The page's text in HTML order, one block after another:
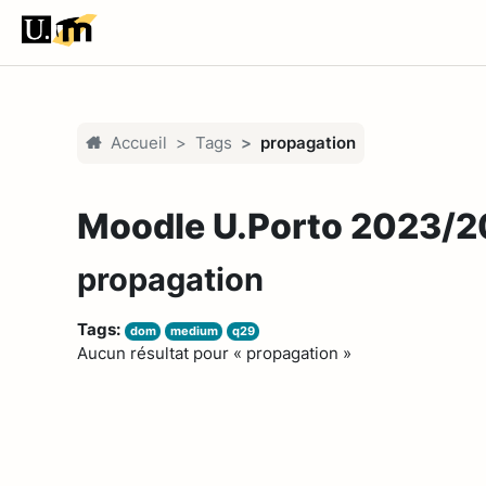
Passer au contenu principal
Accueil Tags propagation
Moodle U.Porto 2023/
propagation
Tags: dom medium q29
Aucun résultat pour « propagation »